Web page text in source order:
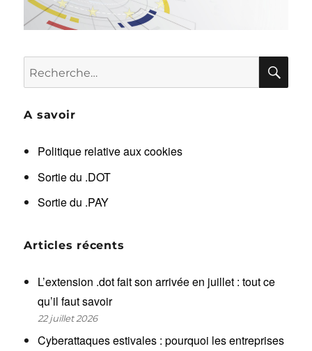
Recherche
pour :
A savoir
Politique relative aux cookies
Sortie du .DOT
Sortie du .PAY
Articles récents
L’extension .dot fait son arrivée en juillet : tout ce
qu’il faut savoir
22 juillet 2026
Cyberattaques estivales : pourquoi les entreprises